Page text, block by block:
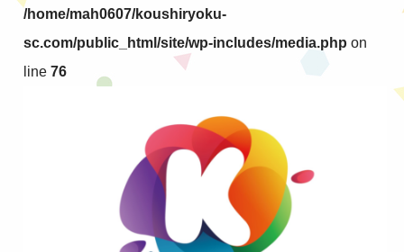
/home/mah0607/koushiryoku-
sc.com/public_html/site/wp-includes/media.php on
line76